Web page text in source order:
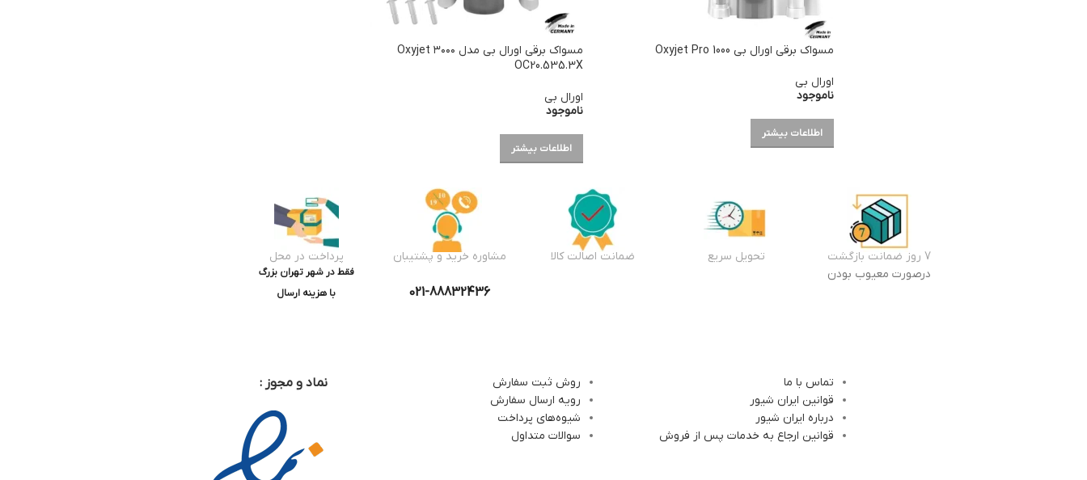
مسواک برقی اورال بی Oxyjet Pro 1000
اورال بی
ناموجود
اطلاعات بیشتر
مسواک برقی اورال بی مدل ۳۰۰۰ Oxyjet
OC20.535.3X
اورال بی
ناموجود
اطلاعات بیشتر
7 روز ضمانت بازگشت
درصورت معیوب بودن
تحویل سریع ضمانت اصالت کالا مشاوره خرید و پشتیبان
021-88832436
پرداخت در محل
فقط در شهر تهران بزرگ
با هزینه ارسال
تماس با ما
قوانین ایران شیور
درباره ایران شیور
قوانین ارجاع به خدمات پس از فروش
روش ثبت سفارش
رویه ارسال سفارش
شیوه‌های پرداخت
سوالات متداول
نماد و مجوز :